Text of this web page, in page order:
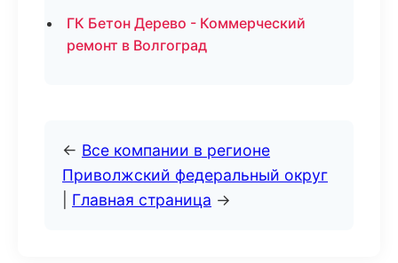
ГК Бетон Дерево - Коммерческий
ремонт в Волгоград
← Все компании в регионе
Приволжский федеральный округ
Главная страница →